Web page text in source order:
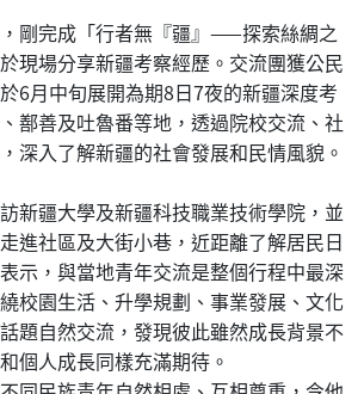
剛完成「行者無『疆』——探索絲綢之
現場分享新疆考察經歷。交流團獲公民
6月中旬展開為期8日7夜的新疆深度考
鄯善及吐魯番等地，透過院校交流、社
深入了解新疆的社會發展和民情風貌。
新疆大學及新疆科技職業技術學院，並
進社區及大街小巷，近距離了解居民日
示，與當地青年交流是整個行程中最深
校園生活、升學規劃、事業發展、文化
題自然交流，發現彼此雖然成長背景不
個人成長同樣充滿期待。